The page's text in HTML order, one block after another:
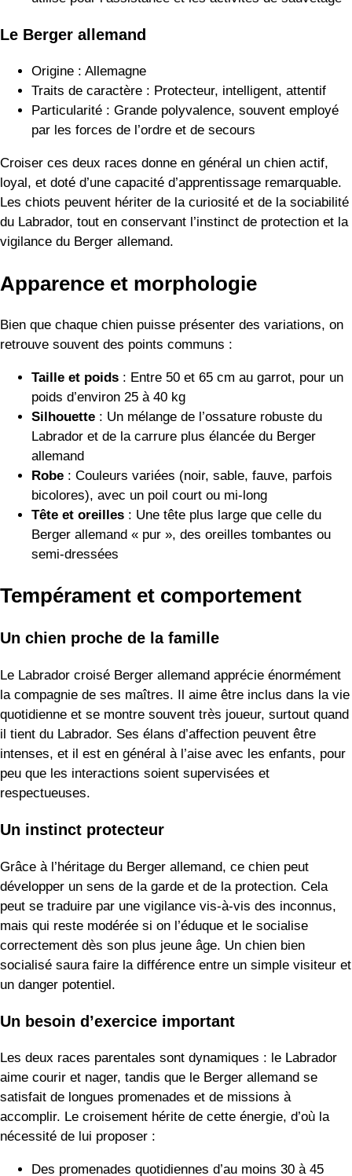
Le Berger allemand
Origine : Allemagne
Traits de caractère : Protecteur, intelligent, attentif
Particularité : Grande polyvalence, souvent employé
par les forces de l’ordre et de secours
Croiser ces deux races donne en général un chien actif,
loyal, et doté d’une capacité d’apprentissage remarquable.
Les chiots peuvent hériter de la curiosité et de la sociabilité
du Labrador, tout en conservant l’instinct de protection et la
vigilance du Berger allemand.
Apparence et morphologie
Bien que chaque chien puisse présenter des variations, on
retrouve souvent des points communs :
Taille et poids : Entre 50 et 65 cm au garrot, pour un
poids d’environ 25 à 40 kg
Silhouette : Un mélange de l’ossature robuste du
Labrador et de la carrure plus élancée du Berger
allemand
Robe : Couleurs variées (noir, sable, fauve, parfois
bicolores), avec un poil court ou mi-long
Tête et oreilles : Une tête plus large que celle du
Berger allemand « pur », des oreilles tombantes ou
semi-dressées
Tempérament et comportement
Un chien proche de la famille
Le Labrador croisé Berger allemand apprécie énormément
la compagnie de ses maîtres. Il aime être inclus dans la vie
quotidienne et se montre souvent très joueur, surtout quand
il tient du Labrador. Ses élans d’affection peuvent être
intenses, et il est en général à l’aise avec les enfants, pour
peu que les interactions soient supervisées et
respectueuses.
Un instinct protecteur
Grâce à l’héritage du Berger allemand, ce chien peut
développer un sens de la garde et de la protection. Cela
peut se traduire par une vigilance vis-à-vis des inconnus,
mais qui reste modérée si on l’éduque et le socialise
correctement dès son plus jeune âge. Un chien bien
socialisé saura faire la différence entre un simple visiteur et
un danger potentiel.
Un besoin d’exercice important
Les deux races parentales sont dynamiques : le Labrador
aime courir et nager, tandis que le Berger allemand se
satisfait de longues promenades et de missions à
accomplir. Le croisement hérite de cette énergie, d’où la
nécessité de lui proposer :
Des promenades quotidiennes d’au moins 30 à 45